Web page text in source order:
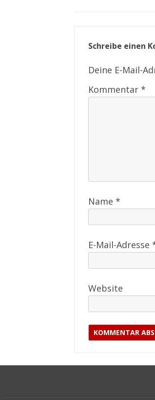
Schreibe einen
Deine E-Mail-
Kommentar *
Name *
E-Mail-Adresse
Website